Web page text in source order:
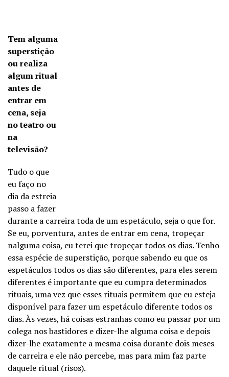
Tem alguma
superstição
ou realiza
algum ritual
antes de
entrar em
cena, seja
no teatro ou
na
televisão?
Tudo o que
eu faço no
dia da estreia
passo a fazer
durante a carreira toda de um espetáculo, seja o que for.
Se eu, porventura, antes de entrar em cena, tropeçar
nalguma coisa, eu terei que tropeçar todos os dias. Tenho
essa espécie de superstição, porque sabendo eu que os
espetáculos todos os dias são diferentes, para eles serem
diferentes é importante que eu cumpra determinados
rituais, uma vez que esses rituais permitem que eu esteja
disponível para fazer um espetáculo diferente todos os
dias. Às vezes, há coisas estranhas como eu passar por um
colega nos bastidores e dizer-lhe alguma coisa e depois
dizer-lhe exatamente a mesma coisa durante dois meses
de carreira e ele não percebe, mas para mim faz parte
daquele ritual (risos).